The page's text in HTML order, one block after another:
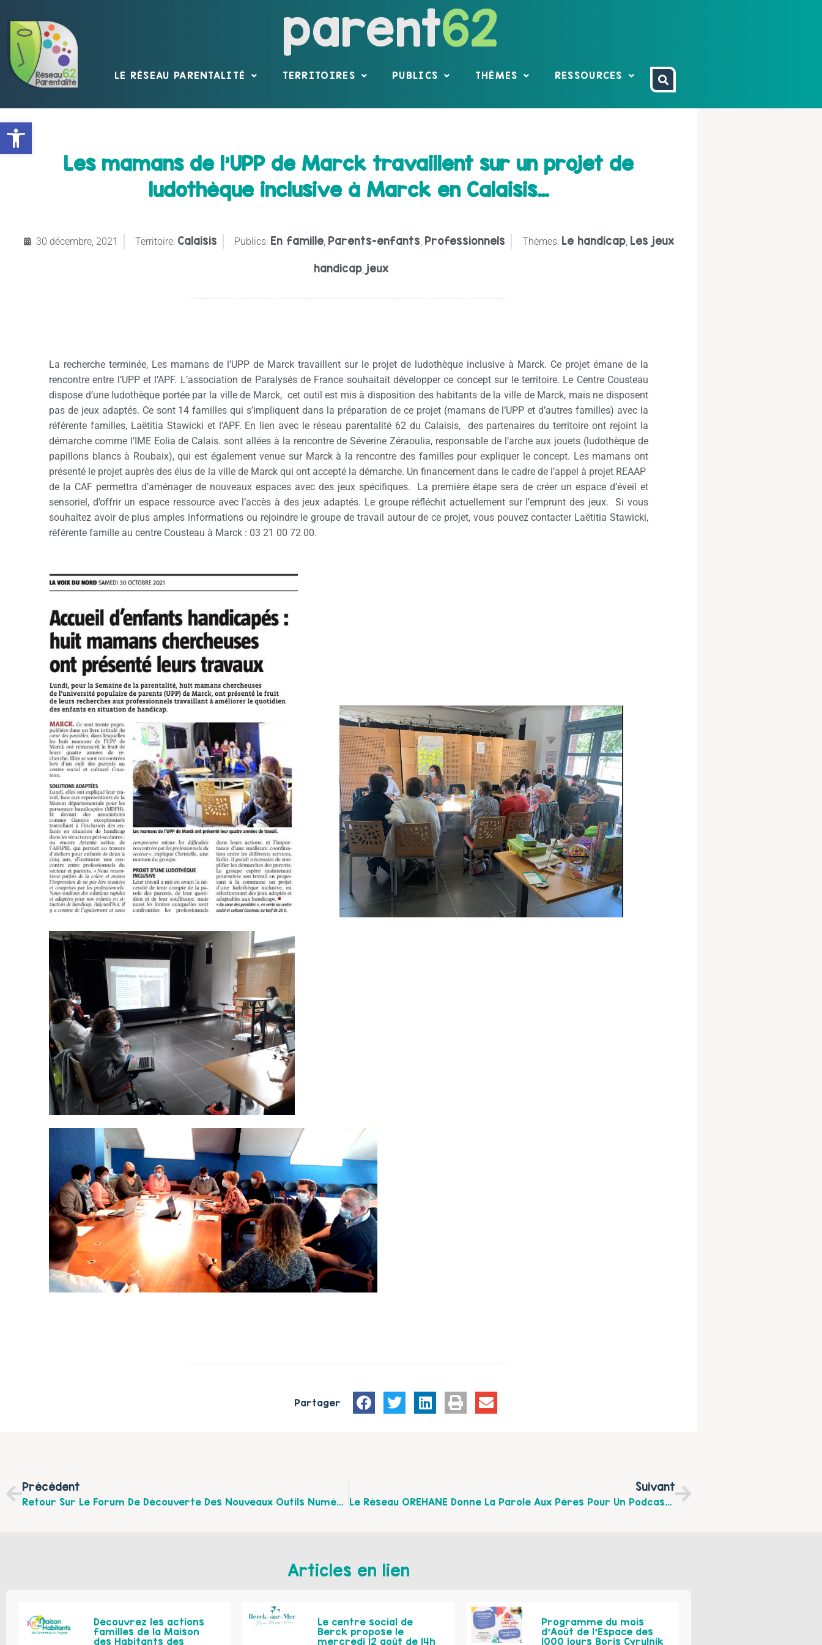
Ouvrir la barre d’outils
parent62
LE RÉSEAU PARENTALITÉ TERRITOIRES PUBLICS THÈMES RESSOURCES
Les mamans de l’UPP de Marck travaillent sur un projet de
ludothèque inclusive à Marck en Calaisis…
30 décembre, 2021 Territoire: Calaisis Publics: En famille Parents-enfants Professionnels Thèmes: Le handicap Les jeux
handicap jeux
La recherche terminée, Les mamans de l’UPP de Marck travaillent sur le projet de ludothèque inclusive à Marck. Ce projet émane de la
rencontre entre l’UPP et l’APF. L’association de Paralysés de France souhaitait développer ce concept sur le territoire. Le Centre Cousteau
dispose d’une ludothèque portée par la ville de Marck, cet outil est mis à disposition des habitants de la ville de Marck, mais ne disposent
pas de jeux adaptés. Ce sont 14 familles qui s’impliquent dans la préparation de ce projet (mamans de l’UPP et d’autres familles) avec la
référente familles, Laëtitia Stawicki et l’APF. En lien avec le réseau parentalité 62 du Calaisis, des partenaires du territoire ont rejoint la
démarche comme l’IME Eolia de Calais. sont allées à la rencontre de Séverine Zéraoulia, responsable de l’arche aux jouets (ludothèque de
papillons blancs à Roubaix), qui est également venue sur Marck à la rencontre des familles pour expliquer le concept. Les mamans ont
présenté le projet auprès des élus de la ville de Marck qui ont accepté la démarche. Un financement dans le cadre de l’appel à projet REAAP
de la CAF permettra d’aménager de nouveaux espaces avec des jeux spécifiques. La première étape sera de créer un espace d’éveil et
sensoriel, d’offrir un espace ressource avec l’accès à des jeux adaptés. Le groupe réfléchit actuellement sur l’emprunt des jeux. Si vous
souhaitez avoir de plus amples informations ou rejoindre le groupe de travail autour de ce projet, vous pouvez contacter Laëtitia Stawicki,
référente famille au centre Cousteau à Marck : 03 21 00 72 00.
Partager
Précédent
Retour Sur Le Forum De Découverte Des Nouveaux Outils Numériques
Suivant
Le Réseau OREHANE Donne La Parole Aux Pères Pour Un Podcast Sur La Thématique « ÊTRE PERE AUJOURD’HUI A L’HEURE DE LA CRISE SANITAIRE ».
Articles en lien
Découvrez les actions
familles de la Maison
des Habitants des
Le centre social de
Berck propose le
mercredi 12 août de 14h
Programme du mois
d’Août de l’Espace des
1000 jours Boris Cyrulnik